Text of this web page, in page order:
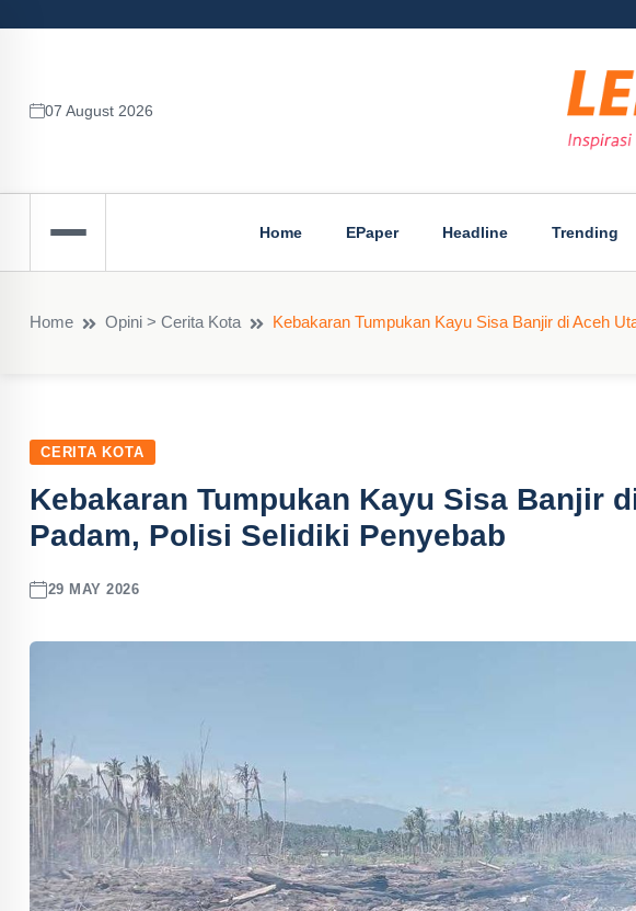
07 August 2026
Home EPaper Headline Trending
Home Opini > Cerita Kota Kebakaran Tumpukan Kayu Sisa Banjir di Aceh
CERITA KOTA
Kebakaran Tumpukan Kayu Sisa Banjir
Padam, Polisi Selidiki Penyebab
29 MAY 2026